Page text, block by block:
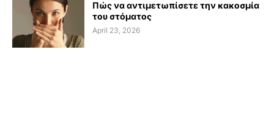
Πώς να αντιμετωπίσετε την κακοσμία
του στόματος
April 23, 2026